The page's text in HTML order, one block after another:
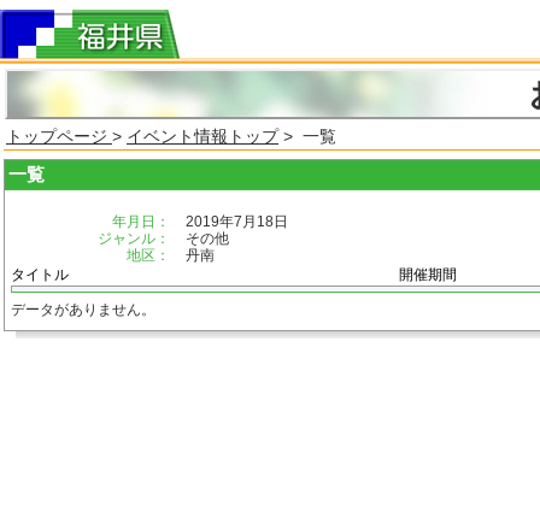
トップページ > イベント情報トップ> 一覧
一覧
年月日：
2019年7月18日
ジャンル：
その他
地区：
丹南
タイトル
開催期間
データがありません。